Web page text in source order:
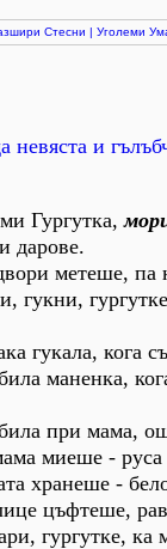
Стесни | Уголеми
невяста и
Гургутка,
дарове.
метеше, па
гукни,
гукала, кога
маненка,
при мама,
миеше -
хранеше -
цъфтеше,
гургутке, ка